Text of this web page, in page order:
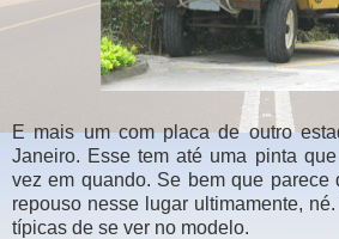
E mais um com placa de outro
Janeiro. Esse tem até uma pinta
vez em quando. Se bem que parece
repouso nesse lugar ultimamente,
típicas de se ver no modelo.